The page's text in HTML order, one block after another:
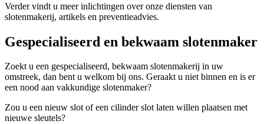
Verder vindt u meer inlichtingen over onze diensten van
slotenmakerij, artikels en preventieadvies.
Gespecialiseerd en bekwaam slotenmaker
Zoekt u een gespecialiseerd, bekwaam slotenmakerij in uw
omstreek, dan bent u welkom bij ons. Geraakt u niet binnen en is er
een nood aan vakkundige slotenmaker?
Zou u een nieuw slot of een cilinder slot laten willen plaatsen met
nieuwe sleutels?